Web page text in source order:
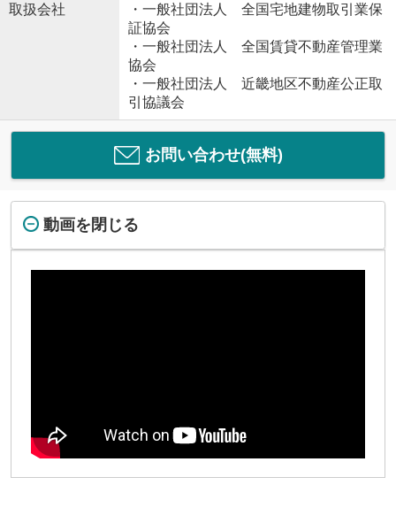
取扱会社
・一般社団法人 全国宅地建物取引業保
証協会
・一般社団法人 全国賃貸不動産管理業
協会
・一般社団法人 近畿地区不動産公正取
引協議会
お問い合わせ(無料)
動画を閉じる